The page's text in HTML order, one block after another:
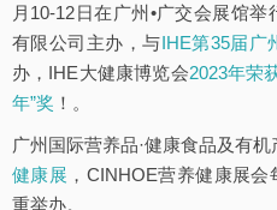
月10-12日在广州•广交会展馆
有限公司主办，与IHE第35届广
办，IHE大健康博览会2023年荣
年”奖 ！。
广州国际营养品·健康食品及有机
健康展 ，CINHOE营养健康展
重举办。